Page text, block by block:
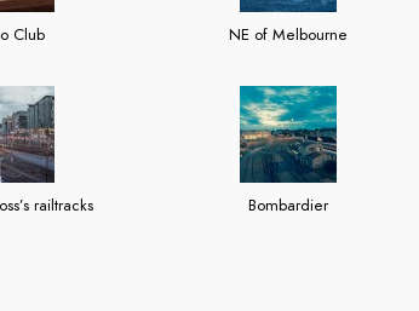
Club NE of Melbourne
railtracks Bombardier